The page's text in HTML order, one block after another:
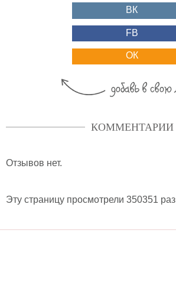
ВК
FB
ОК
КОММЕНТАРИИ
Отзывов нет.
Эту страницу просмотрели 350351 раз